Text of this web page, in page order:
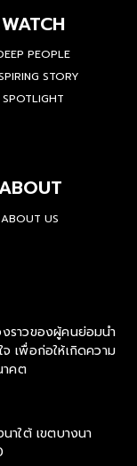
WATCH
PEOPLE
STORY
SPOTLIGHT
ABOUT US
งราวของผู้คนย่อมนำ
เพื่อก่อให้เกิดความ
คต
าใต้ เขตบางนา